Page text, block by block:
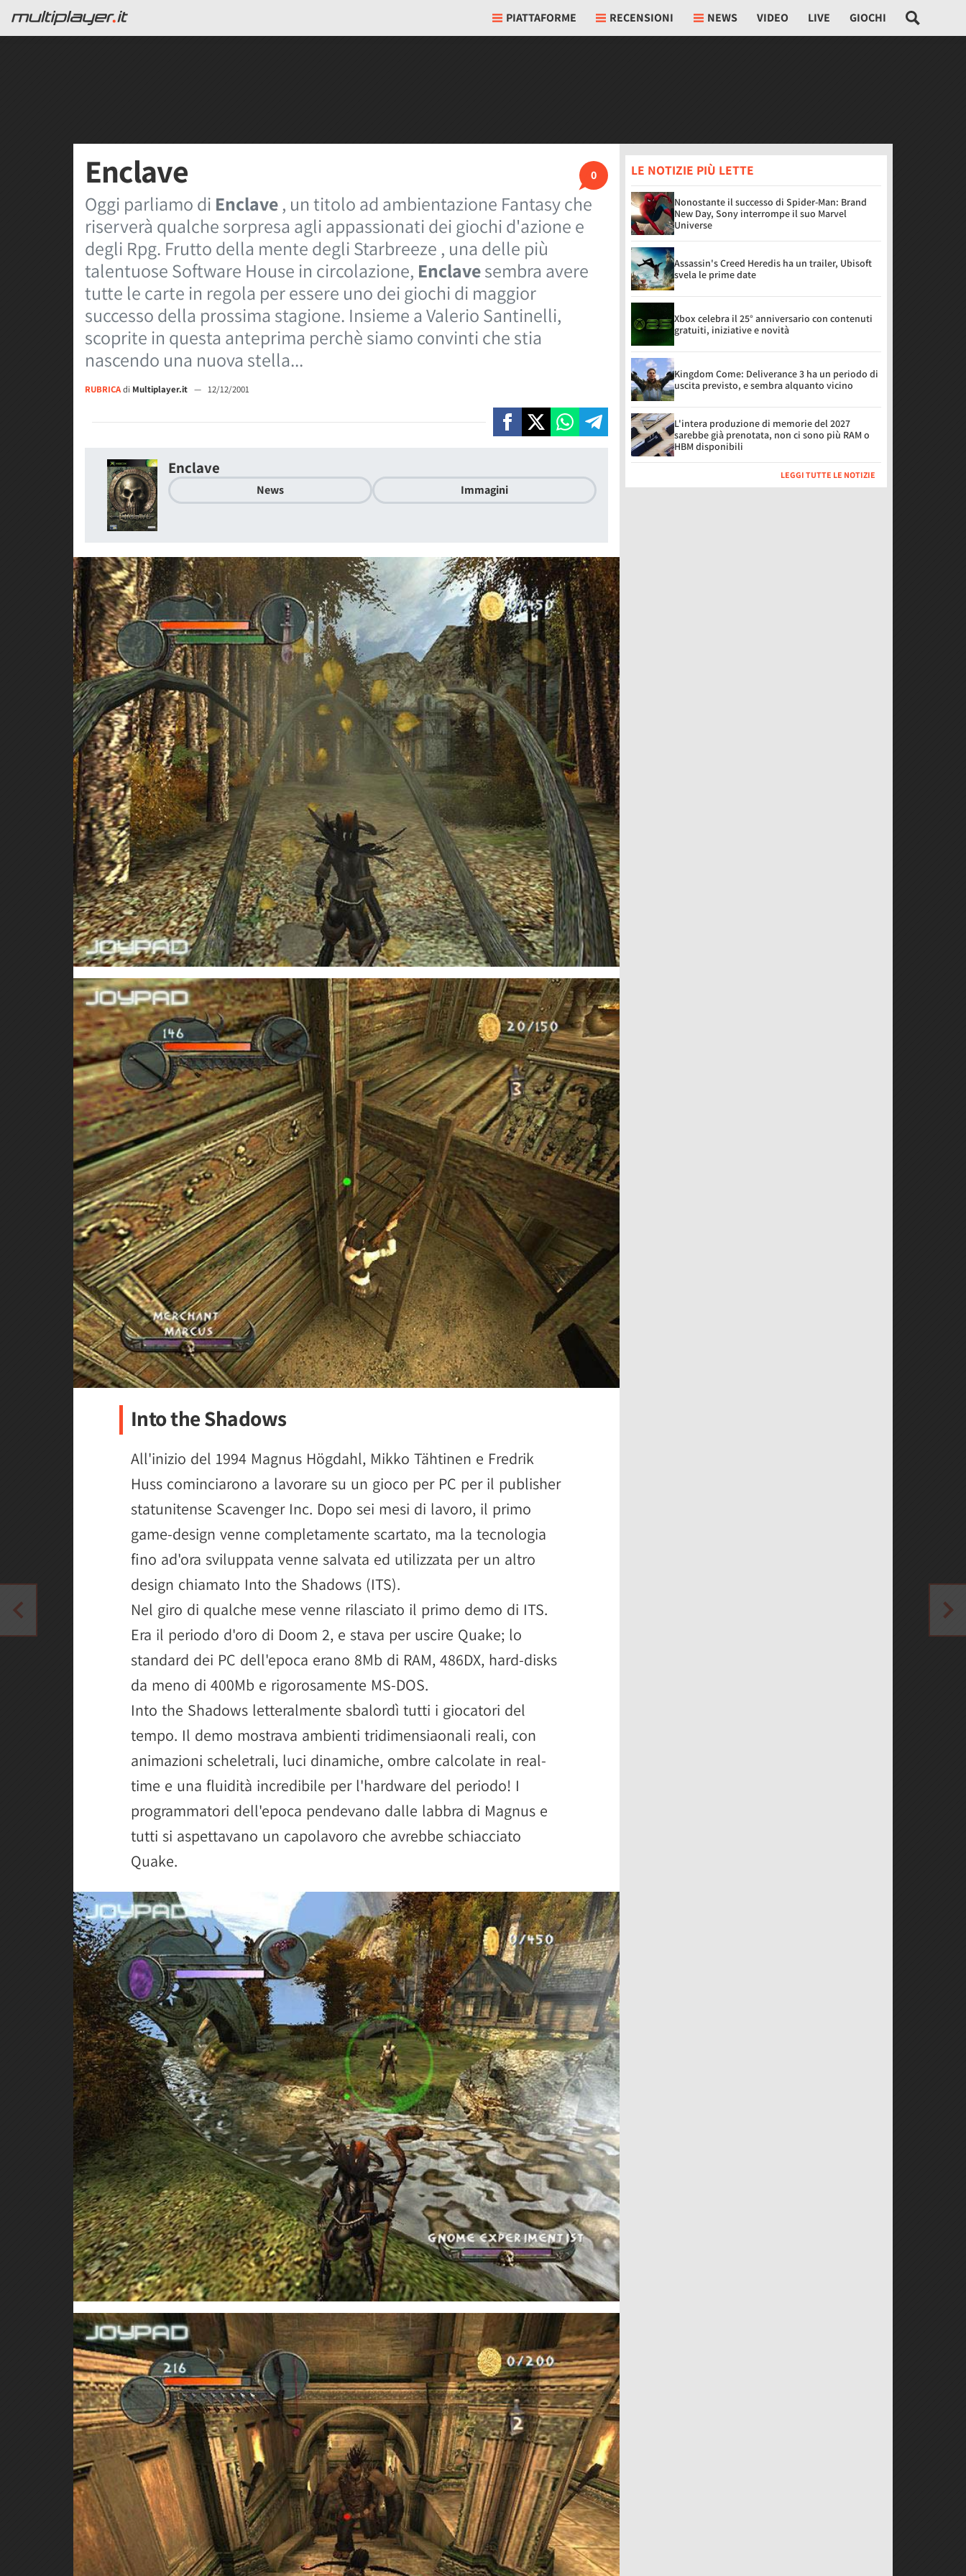
PIATTAFORME RECENSIONI NEWS VIDEO LIVE GIOCHI
0
Enclave
Oggi parliamo di Enclave, un titolo ad ambientazione Fantasy che
riserverà qualche sorpresa agli appassionati dei giochi d'azione e
degli Rpg. Frutto della mente degli Starbreeze , una delle più
talentuose Software House in circolazione, Enclavesembra avere
tutte le carte in regola per essere uno dei giochi di maggior
successo della prossima stagione. Insieme a Valerio Santinelli,
scoprite in questa anteprima perchè siamo convinti che stia
nascendo una nuova stella...
RUBRICAdi Multiplayer.it — 12/12/2001
Enclave
News Immagini
Into the Shadows
All'inizio del 1994 Magnus Högdahl, Mikko Tähtinen e Fredrik
Huss cominciarono a lavorare su un gioco per PC per il publisher
statunitense Scavenger Inc. Dopo sei mesi di lavoro, il primo
game-design venne completamente scartato, ma la tecnologia
fino ad'ora sviluppata venne salvata ed utilizzata per un altro
design chiamato Into the Shadows (ITS).
Nel giro di qualche mese venne rilasciato il primo demo di ITS.
Era il periodo d'oro di Doom 2, e stava per uscire Quake; lo
standard dei PC dell'epoca erano 8Mb di RAM, 486DX, hard-disks
da meno di 400Mb e rigorosamente MS-DOS.
Into the Shadows letteralmente sbalordì tutti i giocatori del
tempo. Il demo mostrava ambienti tridimensiaonali reali, con
animazioni scheletrali, luci dinamiche, ombre calcolate in real-
time e una fluidità incredibile per l'hardware del periodo! I
programmatori dell'epoca pendevano dalle labbra di Magnus e
tutti si aspettavano un capolavoro che avrebbe schiacciato
Quake.
LE NOTIZIE PIÙ LETTE
Nonostante il successo di Spider-Man: Brand
New Day, Sony interrompe il suo Marvel
Universe
Assassin's Creed Heredis ha un trailer, Ubisoft
svela le prime date
Xbox celebra il 25° anniversario con contenuti
gratuiti, iniziative e novità
Kingdom Come: Deliverance 3 ha un periodo di
uscita previsto, e sembra alquanto vicino
L'intera produzione di memorie del 2027
sarebbe già prenotata, non ci sono più RAM o
HBM disponibili
LEGGI TUTTE LE NOTIZIE